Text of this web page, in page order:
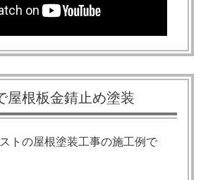
屋根板金錆止め塗装
トの屋根塗装工事の施工例で